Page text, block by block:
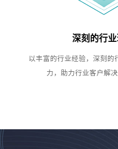
深刻的行
以丰富的行业经验，深刻的
力，助力行业客户解